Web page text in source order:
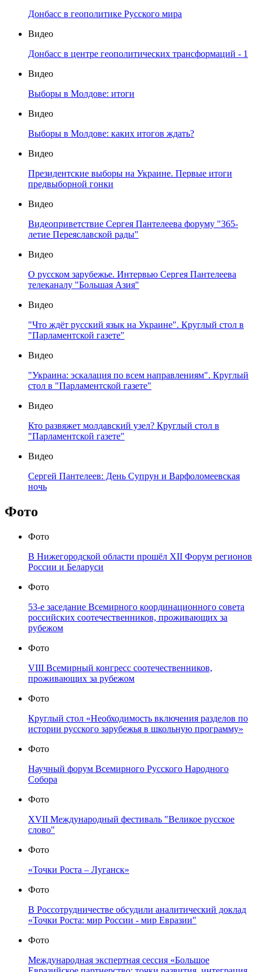
Донбасс в геополитике Русского мира
Видео
Донбасс в центре геополитических трансформаций - 1
Видео
Выборы в Молдове: итоги
Видео
Выборы в Молдове: каких итогов ждать?
Видео
Президентские выборы на Украине. Первые итоги
предвыборной гонки
Видео
Видеоприветствие Сергея Пантелеева форуму "365-
летие Переяславской рады"
Видео
О русском зарубежье. Интервью Сергея Пантелеева
телеканалу "Большая Азия"
Видео
"Что ждёт русский язык на Украине". Круглый стол в
"Парламентской газете"
Видео
"Украина: эскалация по всем направлениям". Круглый
стол в "Парламентской газете"
Видео
Кто развяжет молдавский узел? Круглый стол в
"Парламентской газете"
Видео
Сергей Пантелеев: День Супрун и Варфоломеевская
ночь
Фото
Фото
В Нижегородской области прошёл XII Форум регионов
России и Беларуси
Фото
53-е заседание Всемирного координационного совета
российских соотечественников, проживающих за
рубежом
Фото
VIII Всемирный конгресс соотечественников,
проживающих за рубежом
Фото
Круглый стол «Необходимость включения разделов по
истории русского зарубежья в школьную программу»
Фото
Научный форум Всемирного Русского Народного
Собора
Фото
XVII Международный фестиваль "Великое русское
слово"
Фото
«Точки Роста – Луганск»
Фото
В Россотрудничестве обсудили аналитический доклад
«Точки Роста: мир России - мир Евразии"
Фото
Международная экспертная сессия «Большое